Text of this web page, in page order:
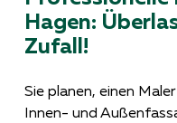
Hagen:
Zufall!
Sie planen, einen
Innen- und